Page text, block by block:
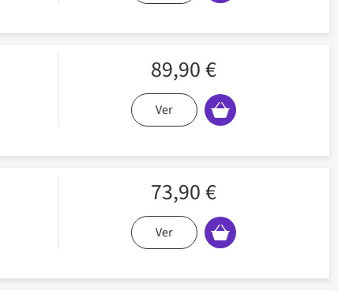
89,90 €
Ver
73,90 €
Ver